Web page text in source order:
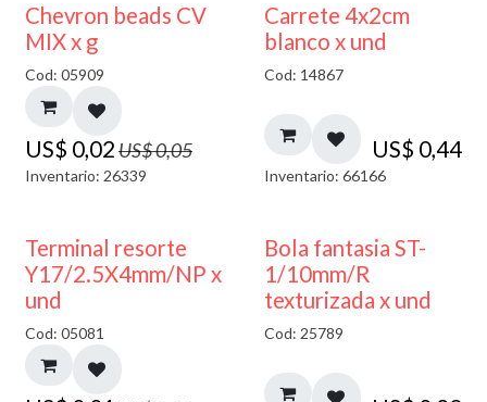
50% DESCUENTO
Chevron beads CV
MIX x g
Cod: 05909
US$ 0,02US$0,05
Inventario: 26339
Carrete 4x2cm
blanco x und
Cod: 14867
US$ 0,44
Inventario: 66166
50% DESCUENTO
Terminal resorte
Y17/2.5X4mm/NP x
und
Cod: 05081
Bola fantasia ST-
1/10mm/R
texturizada x und
Cod: 25789